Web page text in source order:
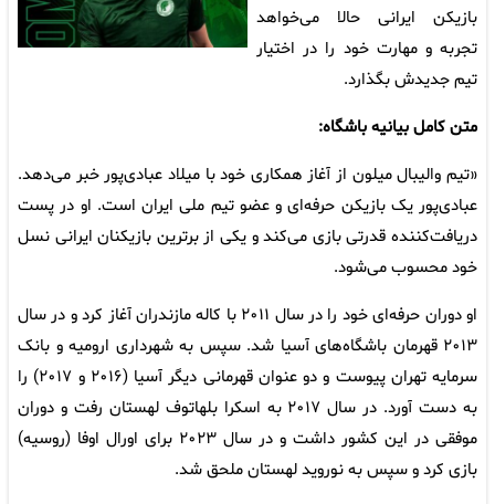
بازیکن ایرانی حالا می‌خواهد
تجربه و مهارت خود را در اختیار
تیم جدیدش بگذارد.
متن کامل بیانیه باشگاه:
«تیم والیبال میلون از آغاز همکاری خود با میلاد عبادی‌پور خبر می‌دهد.
عبادی‌پور یک بازیکن حرفه‌ای و عضو تیم ملی ایران است. او در پست
دریافت‌کننده قدرتی بازی می‌کند و یکی از برترین بازیکنان ایرانی نسل
خود محسوب می‌شود.
او دوران حرفه‌ای خود را در سال ۲۰۱۱ با کاله مازندران آغاز کرد و در سال
۲۰۱۳ قهرمان باشگاه‌های آسیا شد. سپس به شهرداری ارومیه و بانک
سرمایه تهران پیوست و دو عنوان قهرمانی دیگر آسیا (۲۰۱۶ و ۲۰۱۷) را
به دست آورد. در سال ۲۰۱۷ به اسکرا بلهاتوف لهستان رفت و دوران
موفقی در این کشور داشت و در سال ۲۰۲۳ برای اورال اوفا (روسیه)
بازی کرد و سپس به نوروید لهستان ملحق شد.